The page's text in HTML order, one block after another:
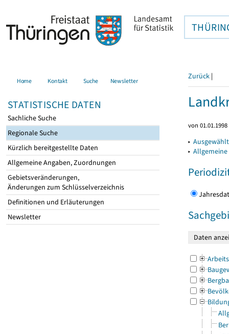
Home Kontakt Suche Newsletter
STATISTISCHE DATEN
Sachliche Suche
Regionale Suche
Kürzlich bereitgestellte Daten
Allgemeine Angaben, Zuordnungen
Gebietsveränderungen,
Änderungen zum Schlüsselverzeichnis
Definitionen und Erläuterungen
Newsletter
Zurück |
von
▸
▸